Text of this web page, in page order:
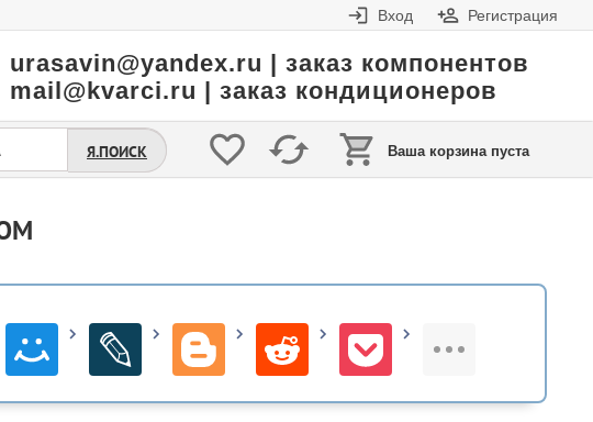
Вход Регистрация
urasavin@yandex.ru | заказ компонентов
mail@kvarci.ru | заказ кондиционеров
Ваша корзина пуста
Я.ПОИСК